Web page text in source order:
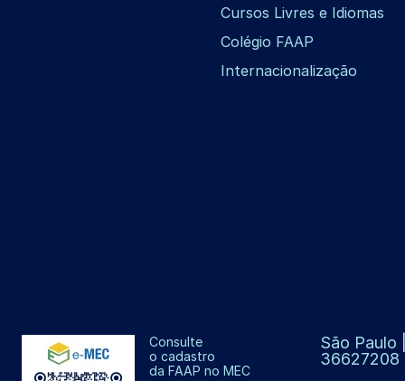
Cursos Livres e Idiomas
Colégio FAAP
Internacionalização
Consulte
o cadastro
da FAAP no MEC
São Paulo
36627208